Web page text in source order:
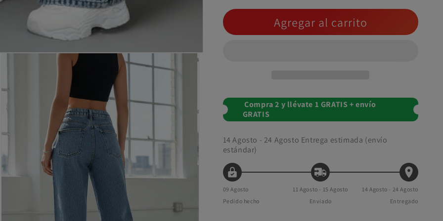
Agregar al carrito
Compra 2 y llévate 1 GRATIS + envío
GRATIS
14 Agosto - 24 Agosto Entrega estimada (envío
estándar)
09 Agosto
Pedido hecho
11 Agosto - 15 Agosto
Enviado
14 Agosto - 24 Agosto
Entregado